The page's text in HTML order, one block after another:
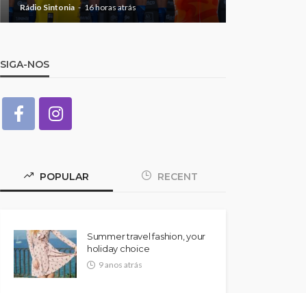
Rádio Sintonia 16 horas atrás
SIGA-NOS
POPULAR RECENT
Summer travel fashion, your
holiday choice
9 anos atrás